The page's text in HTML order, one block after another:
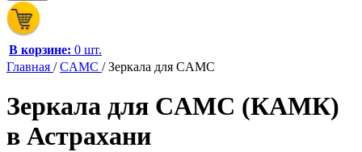
В корзине: 0 шт.
Главная /CAMC /Зеркала для CAMC
Зеркала для CAMC (КАМК)
в Астрахани